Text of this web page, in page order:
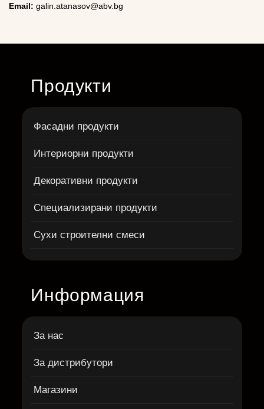
Email: galin.atanasov@abv.bg
Продукти
Фасадни продукти
Интериорни продукти
Декоративни продукти
Специализирани продукти
Сухи строителни смеси
Информация
За нас
За дистрибутори
Магазини